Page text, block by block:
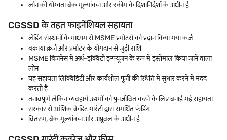
लोन की योग्यता बैंक मूल्यांकन और स्कीम के दिशानिर्देशों के अधीन है
CGSSD के तहत फाइनेंशियल सहायता
लेंडिंग संस्थानों के माध्यम से MSME प्रमोटर्स को प्रदान किया गया कर्ज
बकाया क़र्ज़ और प्रमोटर के योगदान से जुड़ी राशि
MSME बिज़नेस में अर्ध-इक्विटी इन्फ्यूजन के रूप में इस्तेमाल किया जाने वाला
लोन
यह सहायता लिक्विडिटी और कार्यशील पूंजी की स्थिति में सुधार करने में मदद
करती है
तनावपूर्ण लेकिन व्यवहार्य उद्यमों को पुनर्जीवित करने के लिए बनाई गई सहायता
सरकार से आंशिक क्रेडिट गारंटी द्वारा समर्थित फंडिंग
वितरण, बैंक मूल्यांकन और अप्रूवल के अधीन है